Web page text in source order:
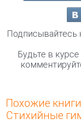
Подписывайтесь
Будьте в
Похожие
Стихийные